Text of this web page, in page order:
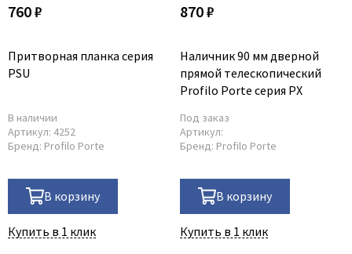
760 ₽
Притворная планка серия
PSU
В наличии
Артикул: 4252
Бренд: Profilo Porte
В корзину
Купить в 1 клик
870 ₽
Наличник 90 мм дверной
прямой телескопический
Profilo Porte серия PX
Под заказ
Артикул:
Бренд: Profilo Porte
В корзину
Купить в 1 клик